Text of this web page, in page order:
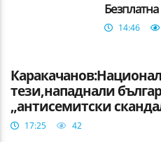
14:46
тези,нападнали
„антисемитски
17:25 42